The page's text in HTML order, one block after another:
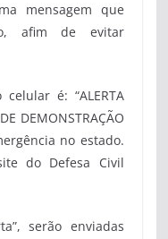
mensagem que
afim de evitar
é: “ALERTA
DEMONSTRAÇÃO
no estado.
do Defesa Civil
serão enviadas